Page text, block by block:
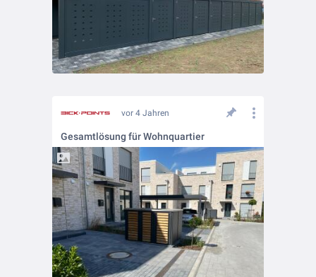
vor 4 Jahren
Gesamtlösung für Wohnquartier